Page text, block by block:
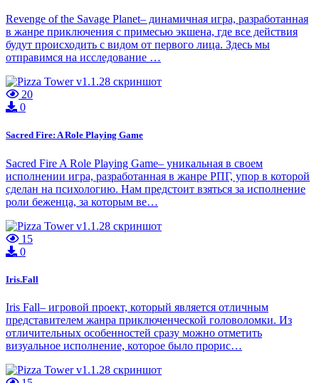
Revenge of the Savage Planet– динамичная игра, разработанная
в жанре приключения с примесью экшена, где все действия
будут происходить с видом от первого лица. Здесь мы
отправимся на исследование …
20
0
Sacred Fire: A Role Playing Game
Sacred Fire A Role Playing Game– уникальная в своем
исполнении игра, разработанная в жанре РПГ, упор в которой
сделан на психологию. Нам предстоит взяться за исполнение
роли беженца, за которым ве…
15
0
Iris.Fall
Iris Fall– игровой проект, который является отличным
представителем жанра приключенческой головоломки. Из
отличительных особенностей сразу можно отметить
визуальное исполнение, которое было прорис…